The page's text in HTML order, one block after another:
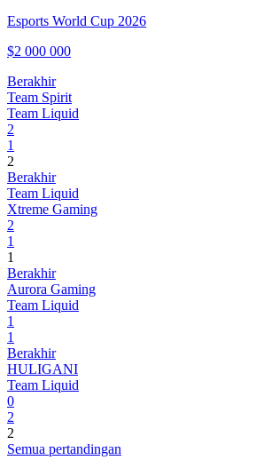
Esports World Cup 2026
$2 000 000
Berakhir
Team Spirit
Team Liquid
2
1
2
Berakhir
Team Liquid
Xtreme Gaming
2
1
1
Berakhir
Aurora Gaming
Team Liquid
1
1
Berakhir
HULIGANI
Team Liquid
0
2
2
Semua pertandingan